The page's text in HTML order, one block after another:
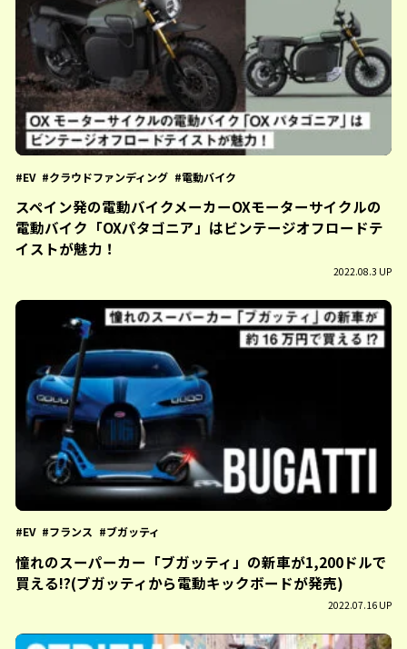
EV クラウドファンディング 電動バイク
スペイン発の電動バイクメーカーOXモーターサイクルの
電動バイク「OXパタゴニア」はビンテージオフロードテ
イストが魅力！
2022.08.3 UP
EV フランス ブガッティ
憧れのスーパーカー「ブガッティ」の新車が1,200ドルで
買える!?(ブガッティから電動キックボードが発売)
2022.07.16 UP